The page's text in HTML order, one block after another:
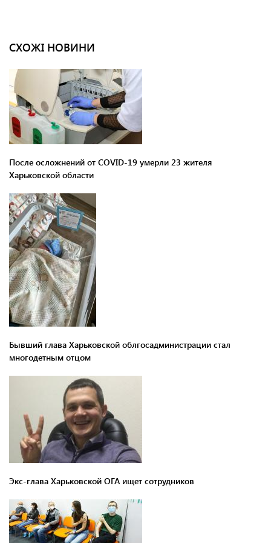
СХОЖІ НОВИНИ
После осложнений от COVID-19 умерли 23 жителя
Харьковской области
Бывший глава Харьковской облгосадминистрации стал
многодетным отцом
Экс-глава Харьковской ОГА ищет сотрудников